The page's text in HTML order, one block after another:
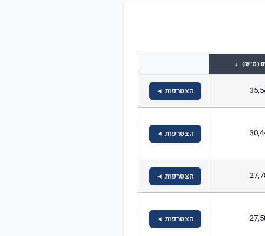
(מ' ₪) ↓
הצטרפות ◄
הצטרפות ◄
הצטרפות ◄
הצטרפות ◄